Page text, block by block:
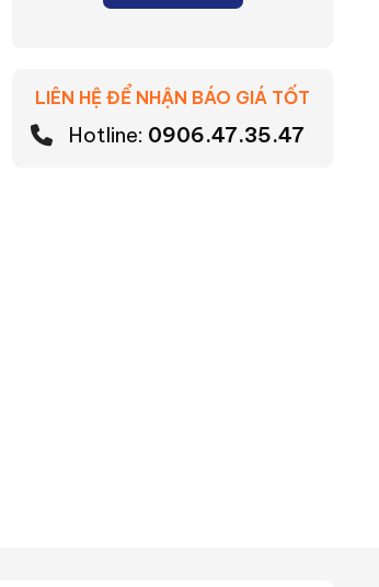
LIÊN HỆ ĐỂ NHẬN BÁO GIÁ TỐT
Hotline: 0906.47.35.47